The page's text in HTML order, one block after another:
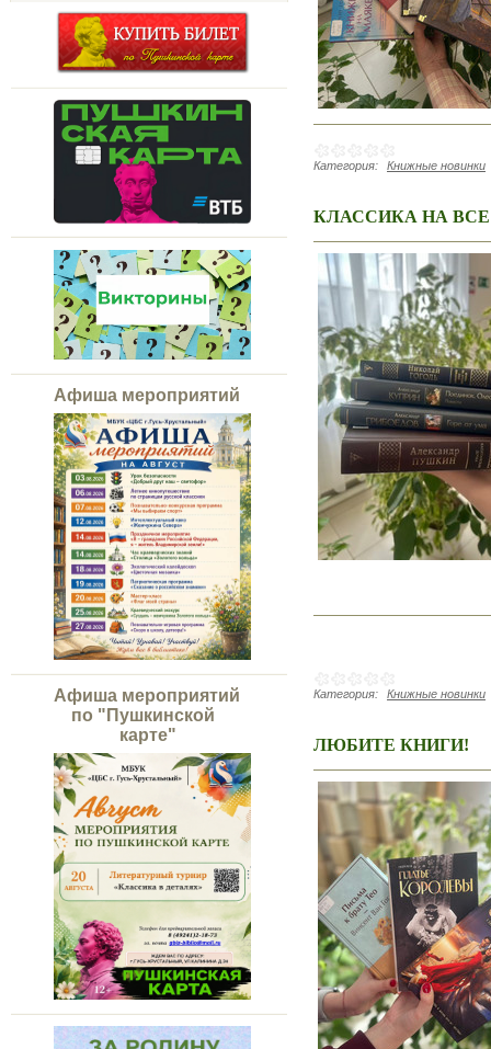
Афиша мероприятий
Афиша мероприятий
по "Пушкинской
карте"
Категория: Книжные новинки
КЛАССИКА НА
Категория: Книжные новинки
ЛЮБИТЕ КНИГИ!